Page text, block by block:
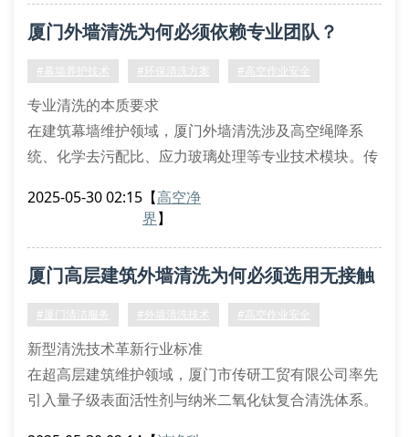
专业化作业的六大核心要素
三维激光扫描预评估系统
双冗
厦门外墙清洗为何必须依赖专业团队？
#幕墙养护技术 #环保清洗方案 #高空作业安全
专业清洗的本质要求
在建筑幕墙维护领域，厦门外墙清洗涉及高空绳降系
统、化学去污配比、应力玻璃处理等专业技术模块。传
墙实施晶相重构技术，针对玻璃幕墙运用分子级剥离方
解决海风侵蚀造成的钙化沉积问题。
工程实施的关键要素
双保险吊
2025-05-30 02:15 【高空净
界】
厦门高层建筑外墙清洗为何必须选用无接触
式工艺？
#厦门清洁服务 #外墙清洗技术 #高空作业安全
新型清洗技术革新行业标准
在超高层建筑维护领域，厦门市传研工贸有限公司率先
引入量子级表面活性剂与纳米二氧化钛复合清洗体系。